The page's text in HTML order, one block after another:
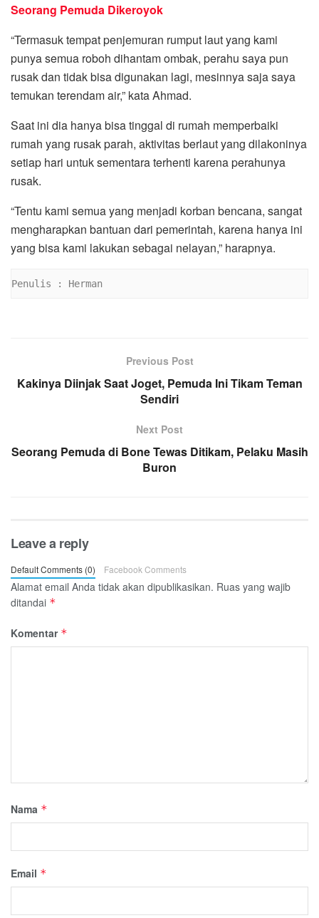
Seorang Pemuda Dikeroyok
“Termasuk tempat penjemuran rumput laut yang kami
punya semua roboh dihantam ombak, perahu saya pun
rusak dan tidak bisa digunakan lagi, mesinnya saja saya
temukan terendam air,” kata Ahmad.
Saat ini dia hanya bisa tinggal di rumah memperbaiki
rumah yang rusak parah, aktivitas berlaut yang dilakoninya
setiap hari untuk sementara terhenti karena perahunya
rusak.
“Tentu kami semua yang menjadi korban bencana, sangat
mengharapkan bantuan dari pemerintah, karena hanya ini
yang bisa kami lakukan sebagai nelayan,” harapnya.
Penulis : Herman
Previous Post
Kakinya Diinjak Saat Joget, Pemuda Ini Tikam Teman
Sendiri
Next Post
Seorang Pemuda di Bone Tewas Ditikam, Pelaku Masih
Buron
Leave a reply
Default Comments (0) Facebook Comments
Alamat email Anda tidak akan dipublikasikan. Ruas yang wajib
ditandai *
Komentar *
Nama *
Email *